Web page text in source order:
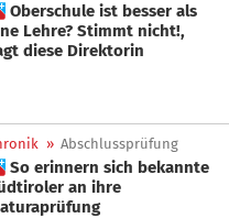
als
Lehre? Stimmt nicht!,
diese Direktorin
» Abschlussprüfung
an ihre